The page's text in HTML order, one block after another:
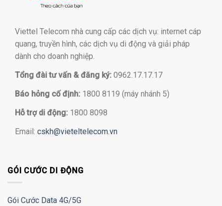
Viettel Telecom nhà cung cấp các dịch vụ: internet cáp
quang, truyền hình, các dịch vụ di động và giải pháp
dành cho doanh nghiệp.
Tổng đài tư vấn & đăng ký: 0962.17.17.17
Báo hỏng cố định: 1800 8119 (máy nhánh 5)
Hỗ trợ di động: 1800 8098
Email: cskh@vieteltelecom.vn
GÓI CƯỚC DI ĐỘNG
Gói Cước Data 4G/5G